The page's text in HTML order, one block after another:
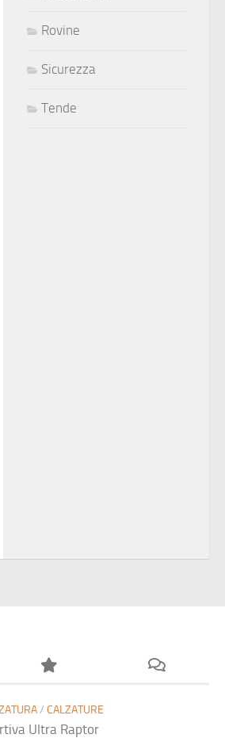
Rovine
Sicurezza
Tende
/CALZATURE
Ultra Raptor